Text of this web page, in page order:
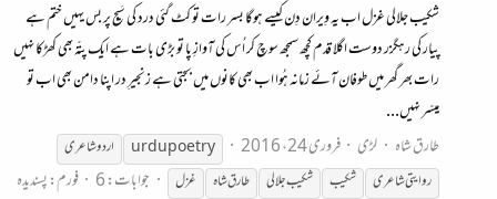
شکیب جلالی غزل اب یہ وِیران دِن کیسے ہوگا بسر رات تو کٹ گئی درد کی سَیج پر بس یہیں ختم ہے
پیار کی رہگزر دوست اگلا قدم کچھ سمجھ سوچ کر اُس کی آوازِ پا تو بڑی بات ہے ایک پتّہ بھی کھڑکا نہیں
رات بھر گھر میں طوفان آئے زمانہ ہُوا اب بھی کانوں میں بجتی ہے زنجیرِ در اپنا دامن بھی اب تو
میسّر نہیں...
طارق شاہ
لڑی فروری 24، 2016 urdupoetry
اردو شاعری
روایتی شاعری
شکیب شکیب جلالی طارق شاہ غزل جوابات: 6 فورم:پسندیدہ